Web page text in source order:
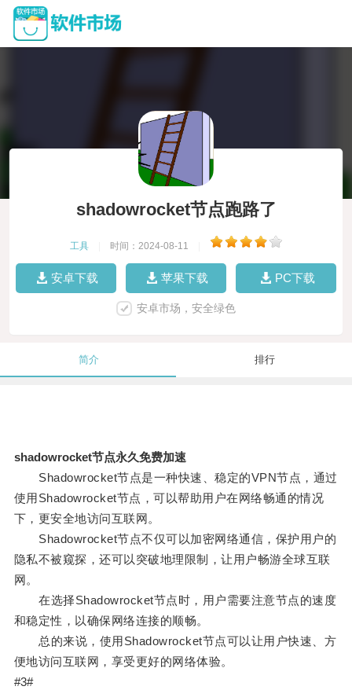
shadowrocket节点跑路了
工具 时间：2024-08-11
安卓下载 苹果下载 PC下载
安卓市场，安全绿色
简介 排行
shadowrocket节点永久免费加速
Shadowrocket节点是一种快速、稳定的VPN节点，通过
使用Shadowrocket节点，可以帮助用户在网络畅通的情况
下，更安全地访问互联网。
Shadowrocket节点不仅可以加密网络通信，保护用户的
隐私不被窥探，还可以突破地理限制，让用户畅游全球互联
网。
在选择Shadowrocket节点时，用户需要注意节点的速度
和稳定性，以确保网络连接的顺畅。
总的来说，使用Shadowrocket节点可以让用户快速、方
便地访问互联网，享受更好的网络体验。
#3#